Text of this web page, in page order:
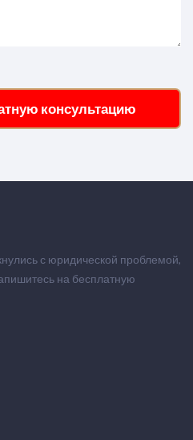
консультацию
с юридической проблемой,
на бесплатную